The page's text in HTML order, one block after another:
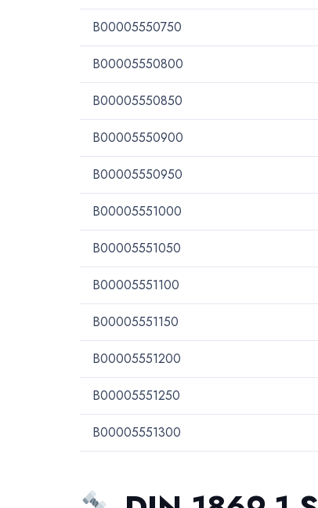
B00005550750
B00005550800
B00005550850
B00005550900
B00005550950
B00005551000
B00005551050
B00005551100
B00005551150
B00005551200
B00005551250
B00005551300